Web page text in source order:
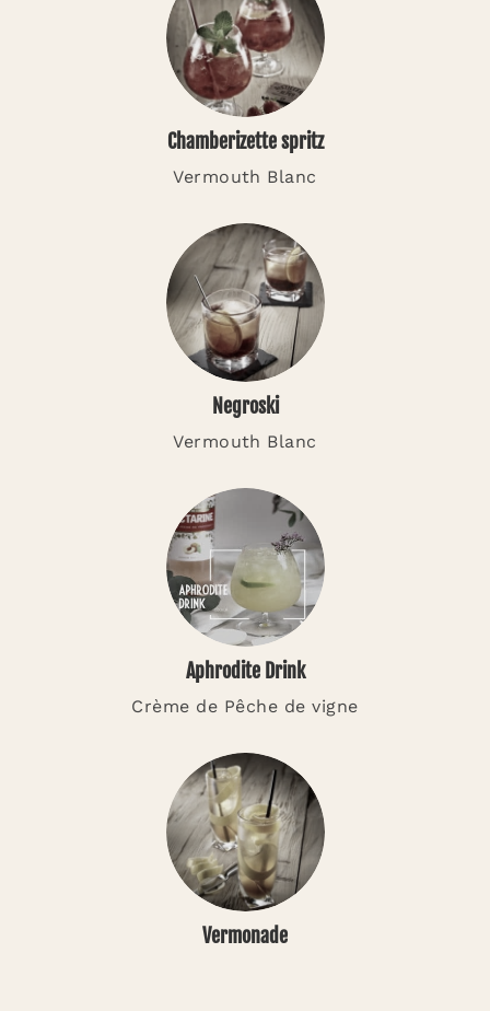
Chamberizette spritz
Vermouth Blanc
Negroski
Vermouth Blanc
Aphrodite Drink
Crème de Pêche de vigne
Vermonade